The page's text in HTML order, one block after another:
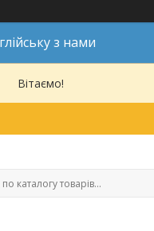
з нами
Вітаємо!